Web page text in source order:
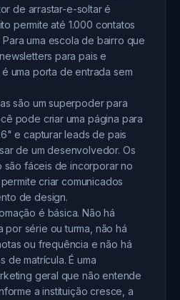
de arrastar-e-soltar é
permite até 1.000 contatos
uma escola de bairro que
para pais e
uma porta de entrada sem
são um superpoder para
pode criar uma página para
e capturar leads de pais
de um desenvolvedor. Os
são fáceis de incorporar no
criar comunicados
de design.
é básica. Não há
por série ou turma, não há
ou frequência e não há
de matrícula. É uma
geral que não entende
a instituição cresce, a